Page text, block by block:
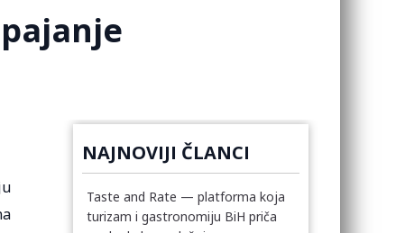
NAJNOVIJI ČLANCI
Taste and Rate — platforma koja
turizam i gastronomiju BiH priča